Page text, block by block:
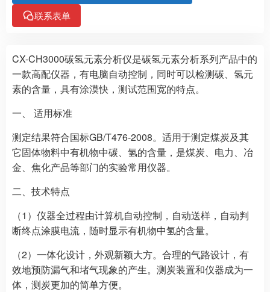
联系表单
CX-CH3000碳氢元素分析仪是碳氢元素分析系列产品中的
一款高配仪器，有电脑自动控制，同时可以检测碳、氢元
素的含量，具有涂漠快，测试范围宽的特点。
一、 适用标准
测定结果符合国标GB/T476-2008。适用于测定煤炭及其
它固体物料中有机物中碳、氢的含量，是煤炭、电力、冶
金、焦化产品等部门的实验常用仪器。
二、技术特点
（1）仪器全过程由计算机自动控制，自动送样，自动判
断终点涂膜电流，随时显示有机物中氢的含量。
（2）一体化设计，外观新颖大方。合理的气路设计，有
效地预防漏气和堵气现象的产生。测炭装置和仪器成为一
体，测炭更加的简单方便。